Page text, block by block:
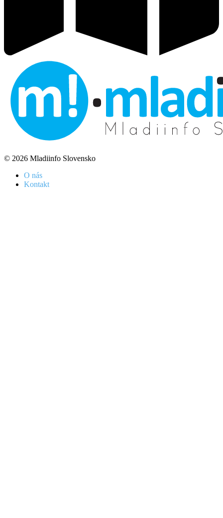
© 2026 Mladiinfo Slovensko
O nás
Kontakt